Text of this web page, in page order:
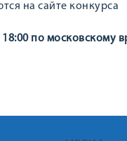
на сайте конкурса
по московскому